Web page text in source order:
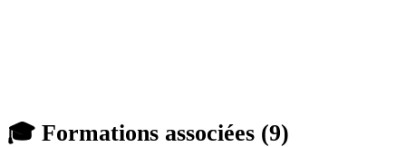
🎓 Formations associées (9)